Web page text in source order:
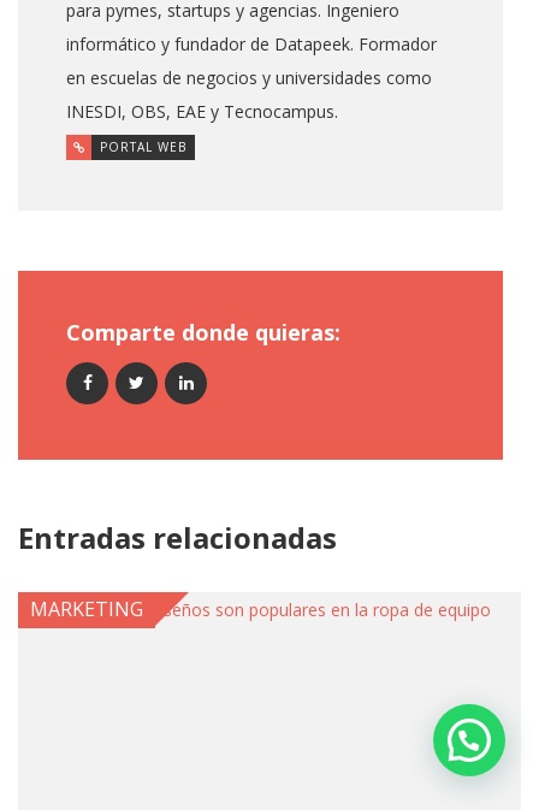
para pymes, startups y agencias. Ingeniero
informático y fundador de Datapeek. Formador
en escuelas de negocios y universidades como
INESDI, OBS, EAE y Tecnocampus.
PORTAL WEB
Comparte donde quieras:
Entradas relacionadas
MARKETING